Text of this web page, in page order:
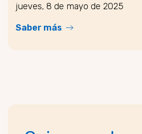
jueves, 8 de mayo de 2025
Saber más